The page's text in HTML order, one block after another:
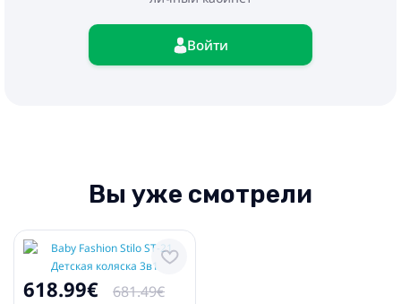
- Автокресло
- Адаптеры
Войти
Вы уже смотрели
618.99€
681.49€